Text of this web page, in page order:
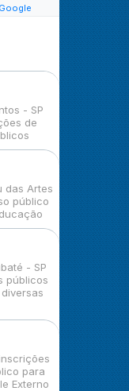
- SP
de
das Artes
público
- SP
públicos
para
Externo